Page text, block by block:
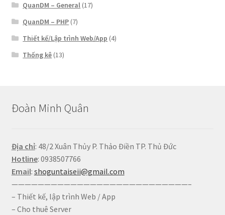
QuanDM – General (17)
QuanDM – PHP (7)
Thiết kế/Lập trình Web/App (4)
Thống kê (13)
Đoàn Minh Quân
Địa chỉ: 48/2 Xuân Thủy P. Thảo Điền TP. Thủ Đức
Hotline: 0938507766
Email: shoguntaiseii@gmail.com
———————————————————————————–
– Thiết kế, lập trình Web / App
– Cho thuê Server